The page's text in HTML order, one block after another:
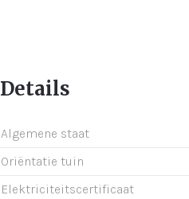
Details
Algemene staat
Oriëntatie tuin
Elektriciteitscertificaat